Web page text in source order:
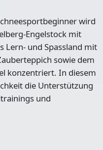
wird
Engelstock mit
Lern- und Spassland mit
sowie dem
konzentriert. In diesem
die Unterstützung
und